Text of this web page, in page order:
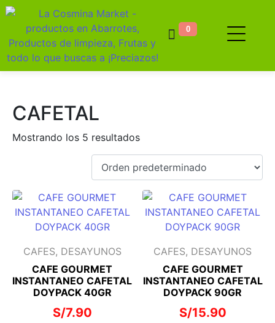
0
CAFETAL
Mostrando los 5 resultados
CAFES, DESAYUNOS
CAFE GOURMET
INSTANTANEO CAFETAL
DOYPACK 40GR
S/7.90
CAFES, DESAYUNOS
CAFE GOURMET
INSTANTANEO CAFETAL
DOYPACK 90GR
S/15.90